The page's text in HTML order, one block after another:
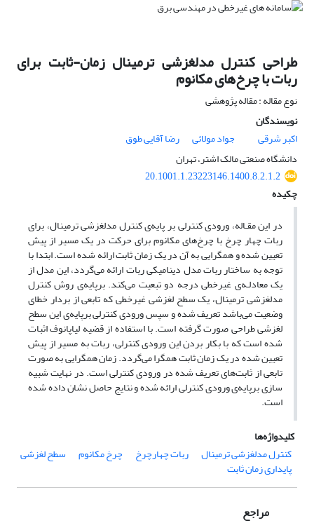
طراحی کنترل مدلغزشی ترمینال زمان-ثابت برای
ربات با چرخ‌های مکانوم
نوع مقاله : مقاله پژوهشی
نویسندگان
اکبر شرقی
جواد مولائی
رضا آقایی طوق
دانشگاه صنعتی مالک اشتر، تهران
‎20.1001.1.23223146.1400.8.2.1.2
چکیده
در این مقـاله، ورودی کنترلی بر پایه‌ی کنترل مدلغزشی ترمینال، برای
ربات چهار چرخ با چرخ‌های مکانوم برای حرکت در یک مسیر از پیش
تعیین شده و همگرایی به آن در یک زمان ثابت ارائه شده است. ابتدا با
توجه به ساختار ربات مدل دینامیکی ربات ارائه می‌گردد، این مدل از
یک معادلـه‌ی غیرخطی درجه دو تبعیت می‌کند. برپایه‌ی روش کنترل
مدلغزشی ترمینال، یک سطح لغزشی غیرخطی که تابعی از بردار خطای
وضعیت می‌باشد تعریف شده و سپس ورودی کنترلی برپایه‌ی این سطح
لغزشی طراحی صورت گرفته است. با استفاده از قضیه لیاپانوف اثبات
شده است که با بکار بردن این ورودی کنترلی، ربات به مسیر از پیش
تعیین شده در یک زمان ثابت همگرا می‌گردد. زمان همگرایی به صورت
تابعی از ثابت‌های تعریف شده در ورودی کنترلی است. در نهایت شبیه
سازی برپایه‌ی ورودی کنترلی ارائه شده و نتایج حاصل نشان داده شده
است.
کلیدواژه‌ها
کنترل مدلغزشی ترمینال
ربات چهارچرخ چرخ مکانوم سطح لغزشی
پایداری زمان ثابت
مراجع